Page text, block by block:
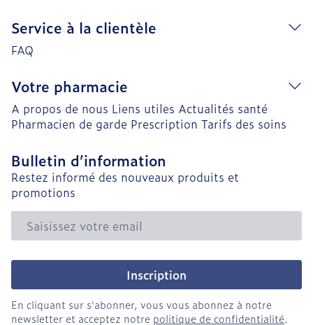
Service à la clientèle
FAQ
Votre pharmacie
A propos de nous Liens utiles Actualités santé
Pharmacien de garde Prescription Tarifs des soins
Bulletin d’information
Restez informé des nouveaux produits et
promotions
Adresse mail
Inscription
En cliquant sur s'abonner, vous vous abonnez à notre
newsletter et acceptez notre politique de confidentialité.